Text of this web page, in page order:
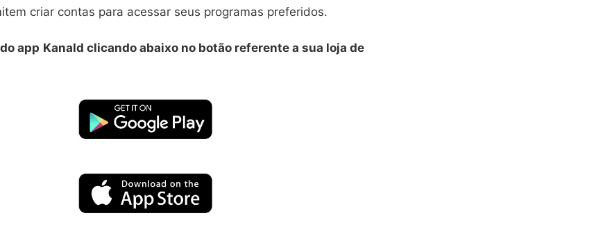
criar contas para acessar seus programas preferidos.
app Kanald clicando abaixo no botão referente a sua loja de